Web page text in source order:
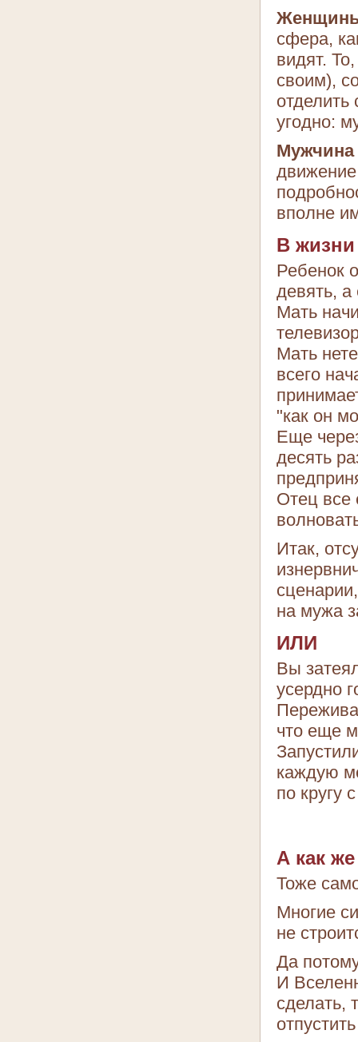
сфера,
видят.
своим),
отделить
угодно:
Мужчина
вполне
В жизни
Ребенок
девять, а
Мать
Мать
всего
"как он
Еще
десять
Отец все
Итак,
на мужа
ИЛИ
Вы
усердно
что еще
каждую
по кругу
А как
Тоже
Многие
не
Да
И
сделать,